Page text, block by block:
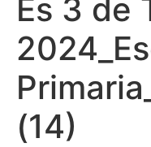
Es 3 de
(14)